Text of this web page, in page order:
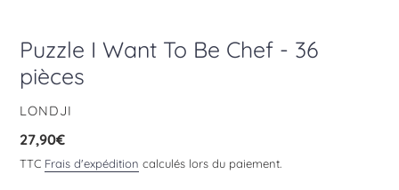
Puzzle I Want To Be Chef - 36
pièces
DISTRIBUTEUR
LONDJI
Prix
normal
27,90€
TTC Frais d'expédition calculés lors du paiement.